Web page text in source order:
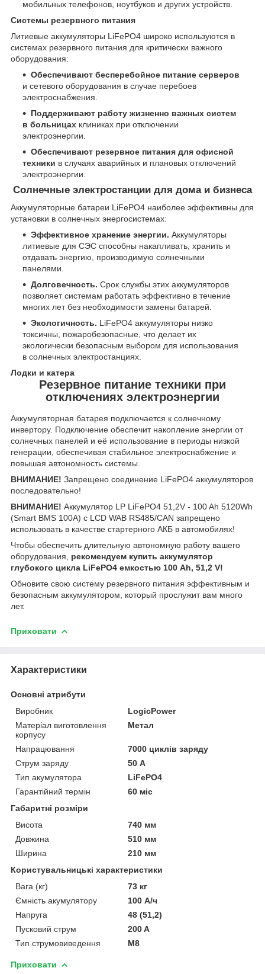
мобильных телефонов, ноутбуков и других устройств.
Системы резервного питания
Литиевые аккумуляторы LiFePO4 широко используются в
системах резервного питания для критически важного
оборудования:
Обеспечивают бесперебойное питание серверов
и сетевого оборудования в случае перебоев
электроснабжения.
Поддерживают работу жизненно важных систем
в больницах клиниках при отключении
электроэнергии.
Обеспечивают резервное питания для офисной
техники в случаях аварийных и плановых отключений
электроэнергии.
Солнечные электростанции для дома и бизнеса
Аккумуляторные батареи LiFePO4 наиболее эффективны для
установки в солнечных энергосистемах:
Эффективное хранение энергии. Аккумуляторы
литиевые для СЭС способны накапливать, хранить и
отдавать энергию, производимую солнечными
панелями.
Долговечность. Срок службы этих аккумуляторов
позволяет системам работать эффективно в течение
многих лет без необходимости замены батарей.
Экологичность. LiFePO4 аккумуляторы низко
токсичны, пожаробезопасные, что делает их
экологически безопасным выбором для использования
в солнечных электростанциях.
Лодки и катера
Резервное питание техники при
отключениях электроэнергии
Аккумуляторная батарея подключается к солнечному
инвертору. Подключение обеспечит накопление энергии от
солнечных панелей и её использование в периоды низкой
генерации, обеспечивая стабильное электроснабжение и
повышая автономность системы.
ВНИМАНИЕ! Запрещено соединение LiFePO4 аккумуляторов
последовательно!
ВНИМАНИЕ! Аккумулятор LP LiFePO4 51,2V - 100 Ah 5120Wh
(Smart BMS 100A) с LCD WAB RS485/CAN запрещено
использовать в качестве стартерного АКБ в автомобилях!
Чтобы обеспечить длительную автономную работу вашего
оборудования, рекомендуем купить аккумулятор
глубокого цикла LiFePO4 емкостью 100 Ah, 51,2 V!
Обновите свою систему резервного питания эффективным и
безопасным аккумулятором, который прослужит вам много
лет.
Приховати
Характеристики
Основні атрибути
Виробник
LogicPower
Матеріал виготовлення
корпусу
Метал
Напрацювання
7000 циклів заряду
Струм заряду
50 А
Тип акумулятора
LiFePO4
Гарантійний термін
60 міс
Габаритні розміри
Висота
740 мм
Довжина
510 мм
Ширина
210 мм
Користувальницькі характеристики
Вага (кг)
73 кг
Ємність акумулятору
100 А/ч
Напруга
48 (51,2)
Пусковий струм
200 A
Тип струмовиведення
М8
Приховати